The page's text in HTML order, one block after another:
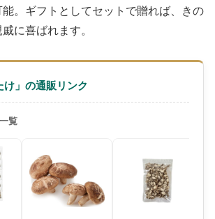
。ギフトとしてセットで贈れば、きの
に喜ばれます。
け」の通販リンク
覧